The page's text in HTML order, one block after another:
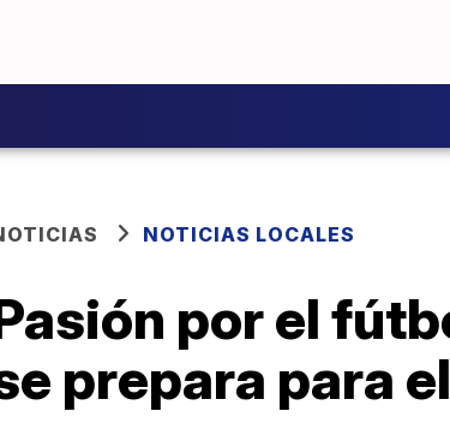
NOTICIAS LOCALES
por el
prepara para